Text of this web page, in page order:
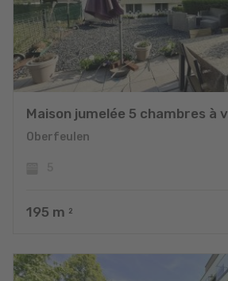
Maison jumelée 5 chambres à
Oberfeulen
195 m 2